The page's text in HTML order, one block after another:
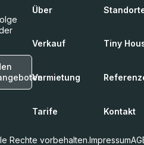
Über
Verkauf
Vermietung
Tarife
Tiny
Kontakt
Rechte vorbehalten.Impressum